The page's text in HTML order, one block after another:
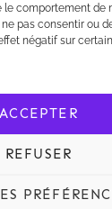
comportement de
pas consentir ou
négatif sur
ACCEPTER
REFUSER
pas au
technique
prévu par